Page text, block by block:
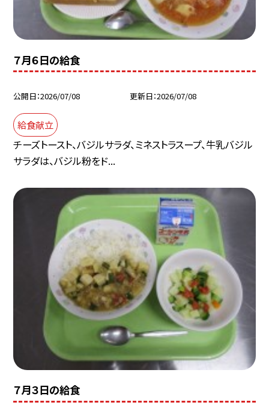
７月６日の給食
公開日 2026/07/08 更新日 2026/07/08
給食献立
チーズトースト、バジルサラダ、ミネストラスープ、牛乳バジル
サラダは、バジル粉をド...
７月３日の給食